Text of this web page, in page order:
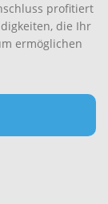
profitiert
die Ihr
ermöglichen